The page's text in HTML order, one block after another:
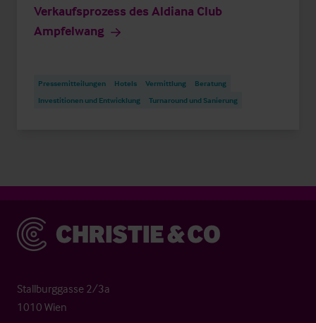
Verkaufsprozess des Aldiana Club
Ampfelwang
Pressemitteilungen Hotels Vermittlung
Beratung
Investitionen und Entwicklung
Turnaround und Sanierung
Christie & Co
Stallburggasse 2/3a
1010 Wien